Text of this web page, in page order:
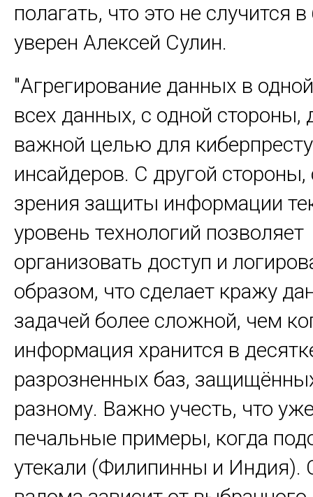
полагать, что это не случится
уверен Алексей Сулин.
"Агрегирование данных в
всех данных, с одной стороны,
важной целью для
инсайдеров. С другой стороны,
зрения защиты информации
уровень технологий позволяет
организовать доступ и
образом, что сделает кражу
задачей более сложной, чем
информация хранится в
разрозненных баз,
разному. Важно учесть, что
печальные примеры, когда
утекали (Филипинны и Индия).